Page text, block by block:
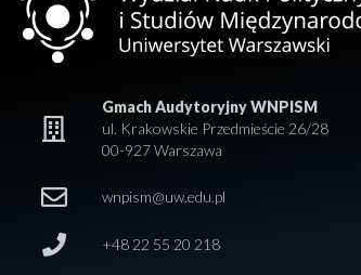
Gmach Audytoryjny WNPISM
ul. Krakowskie Przedmieście 26/28
00-927 Warszawa
wnpism@uw.edu.pl
+48 22 55 20 218